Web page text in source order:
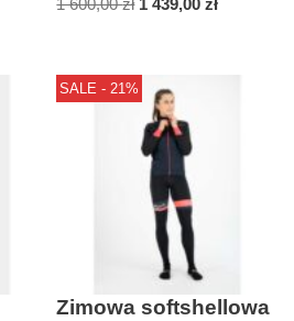
SALE - 21%
Zimowa softshellowa